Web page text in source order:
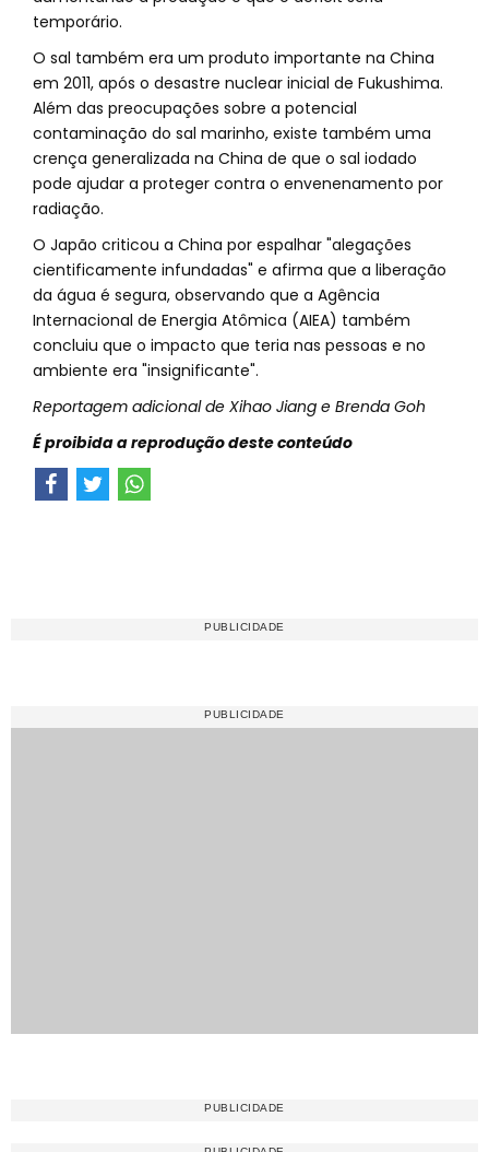
temporário.
O sal também era um produto importante na China
em 2011, após o desastre nuclear inicial de Fukushima.
Além das preocupações sobre a potencial
contaminação do sal marinho, existe também uma
crença generalizada na China de que o sal iodado
pode ajudar a proteger contra o envenenamento por
radiação.
O Japão criticou a China por espalhar "alegações
cientificamente infundadas" e afirma que a liberação
da água é segura, observando que a Agência
Internacional de Energia Atômica (AIEA) também
concluiu que o impacto que teria nas pessoas e no
ambiente era "insignificante".
Reportagem adicional de Xihao Jiang e Brenda Goh
É proibida a reprodução deste conteúdo